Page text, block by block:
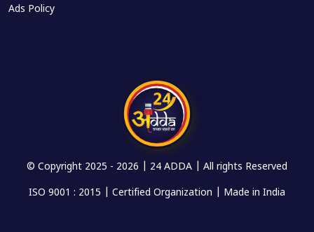
Ads Policy
© Copyright 2025 - 2026 | 24 ADDA | All rights Reserved
ISO 9001 : 2015 | Certified Organization | Made in India